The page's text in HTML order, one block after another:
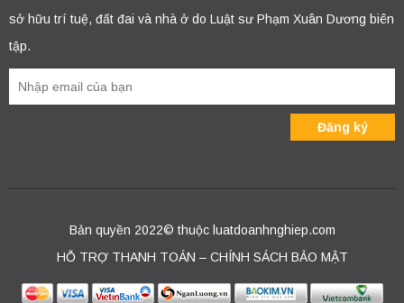
sở hữu trí tuệ, đất đai và nhà ở do Luật sư Phạm Xuân Dương biên
tập.
Bản quyền 2022© thuộc luatdoanhnghiep.com
HỖ TRỢ THANH TOÁN – CHÍNH SÁCH BẢO MẬT